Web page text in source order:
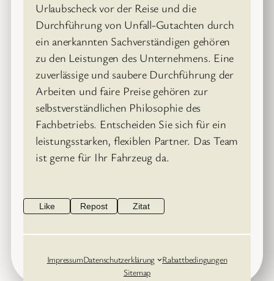
Urlaubscheck vor der Reise und die
Durchführung von Unfall-Gutachten durch
ein anerkannten Sachverständigen gehören
zu den Leistungen des Unternehmens. Eine
zuverlässige und saubere Durchführung der
Arbeiten und faire Preise gehören zur
selbstverständlichen Philosophie des
Fachbetriebs. Entscheiden Sie sich für ein
leistungsstarken, flexiblen Partner. Das Team
ist gerne für Ihr Fahrzeug da.
Like Repost Zitat
ImpressumDatenschutzerklärung
Rabattbedingungen
Sitemap